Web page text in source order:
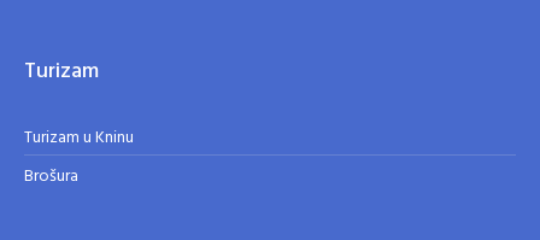
Turizam
Turizam u Kninu
Brošura